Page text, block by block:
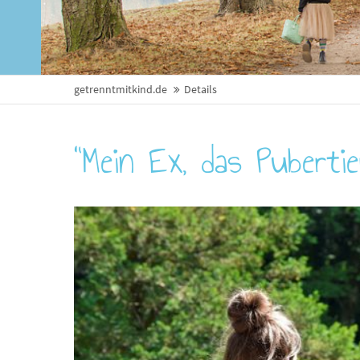
getrenntmitkind.de Details
"Mein Ex, das